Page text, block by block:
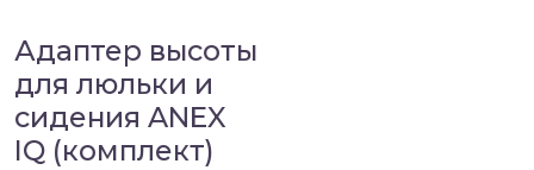
Адаптер высоты
для люльки и
сидения ANEX
IQ (комплект)